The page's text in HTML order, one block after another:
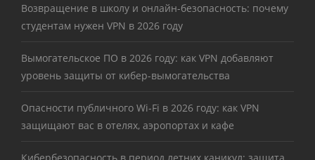
Возвращение в школу и онлайн-безопасность: почему
студентам нужен VPN в 2026 году
Вымогательское ПО в 2026 году: как VPN добавляют
уровень защиты от кибер-вымогательства
Опасности публичного Wi-Fi в 2026 году: как VPN
защищают вас в отелях, аэропортах и кафе